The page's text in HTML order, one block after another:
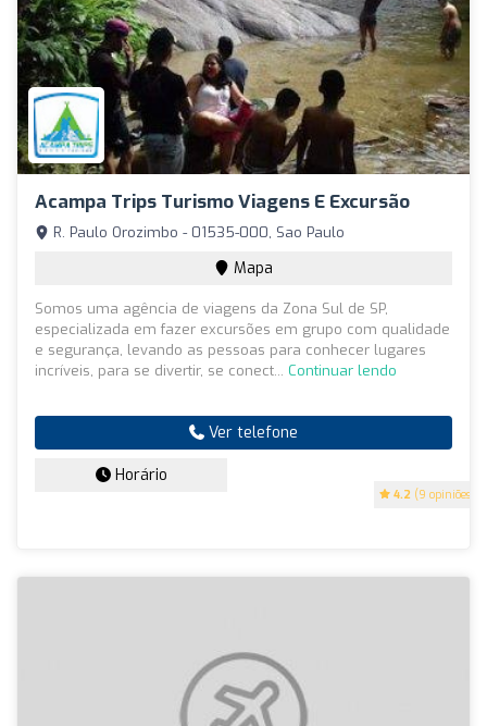
Acampa Trips Turismo Viagens E Excursão
4.2 (9 opiniões)
R. Paulo Orozimbo - 01535-000, Sao Paulo
Mapa
Somos uma agência de viagens da Zona Sul de SP,
especializada em fazer excursões em grupo com qualidade
e segurança, levando as pessoas para conhecer lugares
incríveis, para se divertir, se conect... Continuar lendo
Ver telefone
Horário